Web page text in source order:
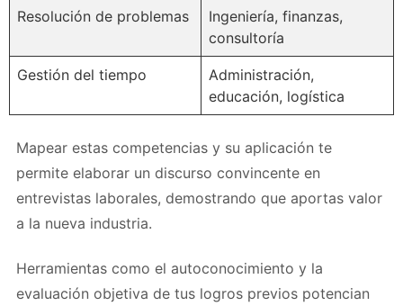
Resolución de problemas
Ingeniería, finanzas,
consultoría
Gestión del tiempo
Administración,
educación, logística
Mapear estas competencias y su aplicación te
permite elaborar un discurso convincente en
entrevistas laborales, demostrando que aportas valor
a la nueva industria.
Herramientas como el autoconocimiento y la
evaluación objetiva de tus logros previos potencian